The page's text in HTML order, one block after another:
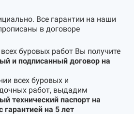
Все гарантии на наши
в договоре
буровых работ Вы получите
и подписанный договор на
всех буровых и
работ, выдадим
технический паспорт на
гарантией на 5 лет